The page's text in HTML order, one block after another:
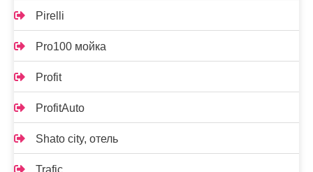
Pirelli
Pro100 мойка
Profit
ProfitAuto
Shato city, отель
Trafic